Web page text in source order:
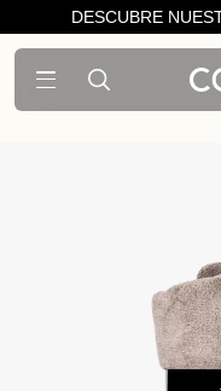
DESCUBRE